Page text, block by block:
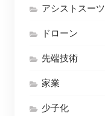
アシストスーツ
ドローン
先端技術
家業
少子化